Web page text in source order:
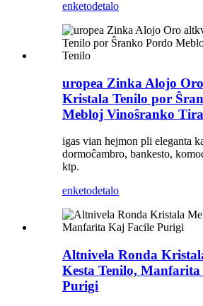
enketodetalo
uropea Zinka Alojo
Kristala Tenilo por
Mebloj Vinoŝranko
igas vian hejmon pli eleganta
dormoĉambro, bankesto,
ktp.
enketodetalo
Altnivela Ronda
Kesta Tenilo,
Purigi